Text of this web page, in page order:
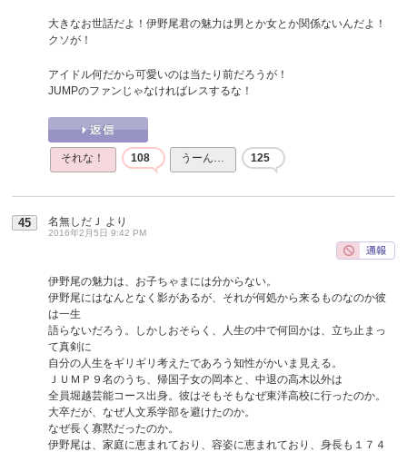
大きなお世話だよ！伊野尾君の魅力は男とか女とか関係ないんだよ！
クソが！
アイドル何だから可愛いのは当たり前だろうが！
JUMPのファンじゃなければレスするな！
それな！ 108 うーん… 125
45 名無しだＪ より
2016年2月5日 9:42 PM
伊野尾の魅力は、お子ちゃまには分からない。
伊野尾にはなんとなく影があるが、それが何処から来るものなのか彼
は一生
語らないだろう。しかしおそらく、人生の中で何回かは、立ち止まっ
て真剣に
自分の人生をギリギリ考えたであろう知性がかいま見える。
ＪＵＭＰ９名のうち、帰国子女の岡本と、中退の高木以外は
全員堀越芸能コース出身。彼はそもそもなぜ東洋高校に行ったのか。
大卒だが、なぜ人文系学部を避けたのか。
なぜ長く寡黙だったのか。
伊野尾は、家庭に恵まれており、容姿に恵まれており、身長も１７４